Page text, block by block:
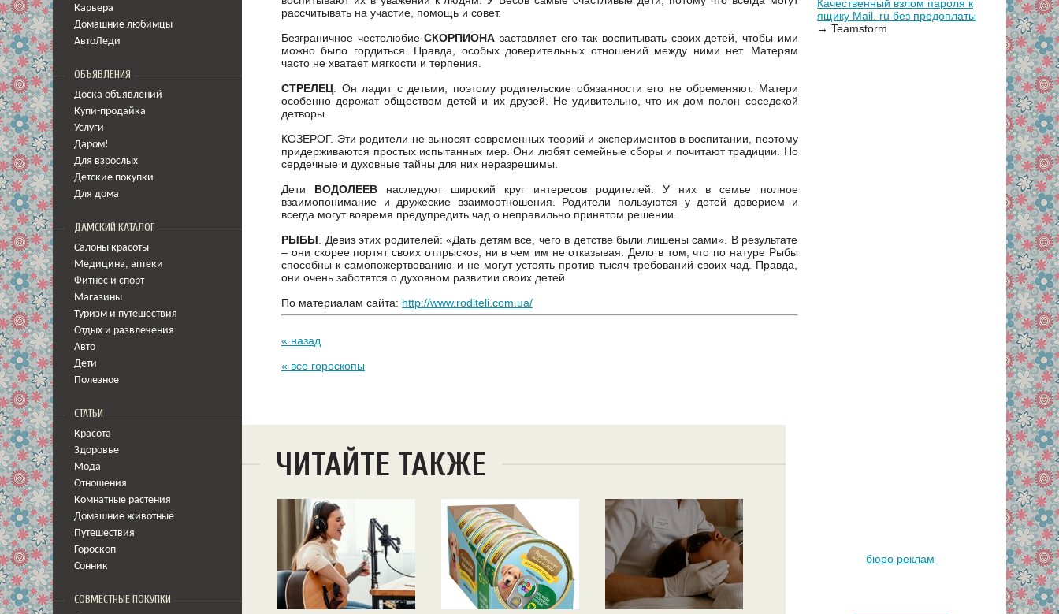
Карьера
Домашние любимцы
АвтоЛеди
ОБЪЯВЛЕНИЯ
Доска объявлений
Купи-продайка
Услуги
Даром!
Для взрослых
Детские покупки
Для дома
ДАМСКИЙ КАТАЛОГ
Салоны красоты
Медицина, аптеки
Фитнес и спорт
Магазины
Туризм и путешествия
Отдых и развлечения
Авто
Дети
Полезное
СТАТЬИ
Красота
Здоровье
Мода
Отношения
Комнатные растения
Домашние животные
Путешествия
Гороскоп
Сонник
СОВМЕСТНЫЕ ПОКУПКИ
рассчитывать на участие, помощь и совет.
Безграничное честолюбиеСКОРПИОНА заставляет его так воспитывать своих детей, чтобы ими
можно было гордиться. Правда, особых доверительных отношений между ними нет. Матерям
часто не хватает мягкости и терпения.
СТРЕЛЕЦ . Он ладит с детьми, поэтому родительские обязанности его не обременяют. Матери
особенно дорожат обществом детей и их друзей. Не удивительно, что их дом полон соседской
детворы.
КОЗЕРОГ. Эти родители не выносят современных теорий и экспериментов в воспитании, поэтому
придерживаются простых испытанных мер. Они любят семейные сборы и почитают традиции. Но
сердечные и духовные тайны для них неразрешимы.
Дети ВОДОЛЕЕВ наследуют широкий круг интересов родителей. У них в семье полное
взаимопонимание и дружеские взаимоотношения. Родители пользуются у детей доверием и
всегда могут вовремя предупредить чад о неправильно принятом решении.
РЫБЫ . Девиз этих родителей: «Дать детям все, чего в детстве были лишены сами». В результате
– они скорее портят своих отпрысков, ни в чем им не отказывая. Дело в том, что по натуре Рыбы
способны к самопожертвованию и не могут устоять против тысяч требований своих чад. Правда,
они очень заботятся о духовном развитии своих детей.
По материалам сайта: http://www.roditeli.com.ua/
« назад
« все гороскопы
ЧИТАЙТЕ ТАКЖЕ
Качественный взлом пароля к
ящику Mail. ru без предоплаты
→ Teamstorm
бюро реклам